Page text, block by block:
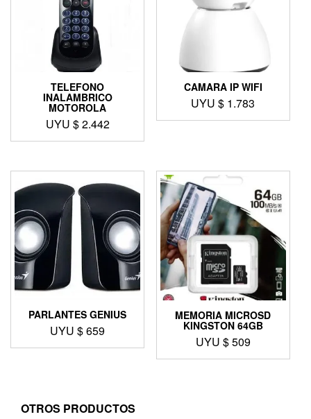
TELEFONO
INALAMBRICO
MOTOROLA
UYU $2.442
CAMARA IP WIFI
UYU $ 1.783
PARLANTES GENIUS
UYU $659
MEMORIA MICROSD
KINGSTON 64GB
UYU $509
OTROS PRODUCTOS